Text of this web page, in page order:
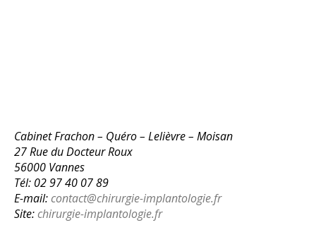
Cabinet Frachon – Quéro – Lelièvre – Moisan
27 Rue du Docteur Roux
56000 Vannes
Tél: 02 97 40 07 89
E-mail:contact@chirurgie-implantologie.fr
Site:chirurgie-implantologie.fr